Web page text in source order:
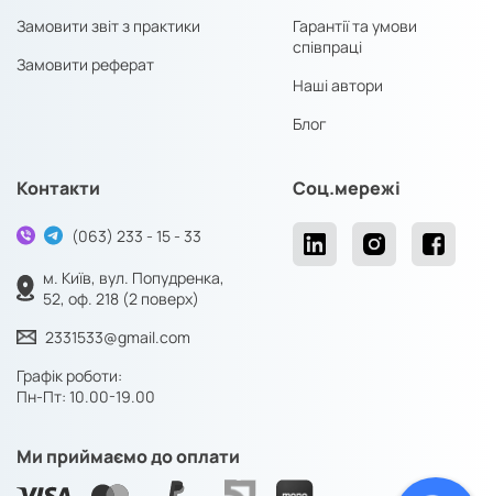
Замовити звіт з практики
Замовити реферат
Гарантії та умови
співпраці
Наші автори
Блог
Контакти
(063) 233 - 15 - 33
м. Київ, вул. Попудренка,
52, оф. 218 (2 поверх)
2331533@gmail.com
Графік роботи:
Пн-Пт: 10.00-19.00
Соц.мережі
Ми приймаємо до оплати